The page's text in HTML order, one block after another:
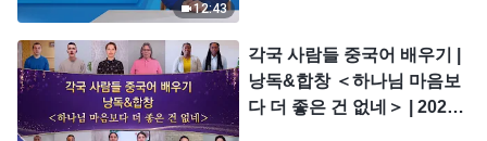
12:43
각국 사람들 중국어 배우기 |
낭독&합창 ＜하나님 마음보
다 더 좋은 건 없네＞ | 2026